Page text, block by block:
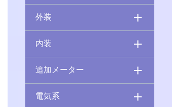
外装
内装
追加メーター
電気系